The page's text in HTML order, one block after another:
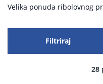
Velika ponuda ribolovnog
Filtriraj
28